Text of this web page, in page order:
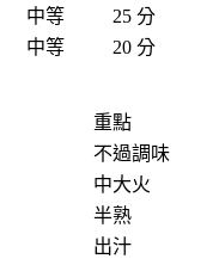
中等
25 分
中等 20 分
重點
不過調味
中大火
半熟
出汁